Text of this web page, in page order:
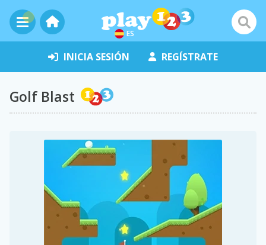
ES
INICIA SESIÓN REGÍSTRATE
Golf Blast